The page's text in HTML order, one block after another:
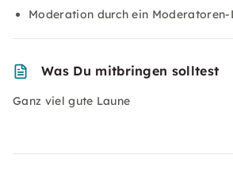
Moderation durch ein Moderatoren-
Was Du mitbringen solltest
Ganz viel gute Laune